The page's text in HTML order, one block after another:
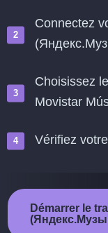
Connectez
Choisissez
Movistar
Vérifiez
Démarrer le